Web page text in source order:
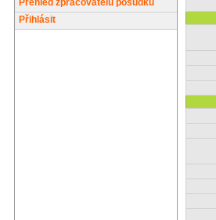
Přehled zpracovatelů posudků
Přihlásit